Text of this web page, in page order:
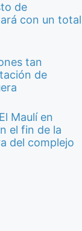
de
con un total
tan
de
Maulí en
el fin de la
del complejo